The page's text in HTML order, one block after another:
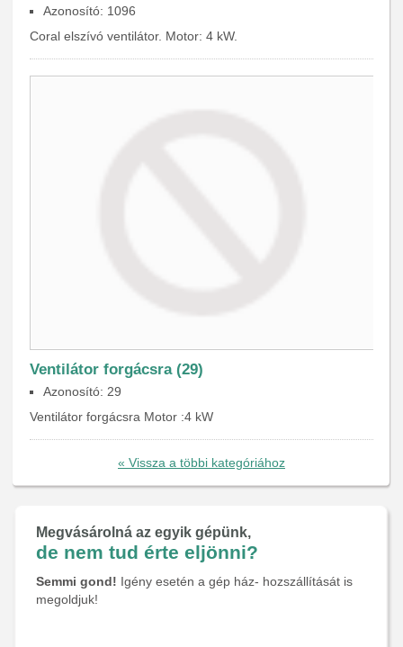
Azonosító: 1096
Coral elszívó ventilátor. Motor: 4 kW.
Ventilátor forgácsra (29)
Azonosító: 29
Ventilátor forgácsra Motor :4 kW
« Vissza a többi kategóriához
Megvásárolná az egyik gépünk,
de nem tud érte eljönni?
Semmi gond! Igény esetén a gép ház- hozszállítását is
megoldjuk!